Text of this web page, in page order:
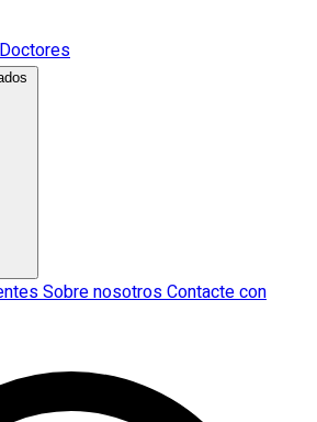
Doctores
Sobre nosotrosContacte con